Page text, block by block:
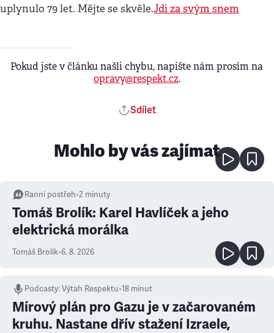
uplynulo 79 let. Mějte se skvěle.Jdi za svým snem
Pokud jste v článku našli chybu, napište nám prosím na
opravy@respekt.cz.
Sdílet
Mohlo by vás zajímat
Ranní postřeh•2 minuty
Tomáš Brolík: Karel Havlíček a jeho
elektrická morálka
Tomáš Brolík•6. 8. 2026
Podcasty:Výtah Respektu•18 minut
Mírový plán pro Gazu je v začarovaném
kruhu. Nastane dřív stažení Izraele,